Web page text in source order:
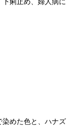
めた色と、ハナズ